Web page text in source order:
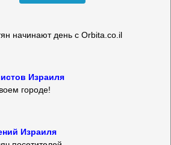
начинают день с Orbita.co.il
Израиля
городе!
Израиля